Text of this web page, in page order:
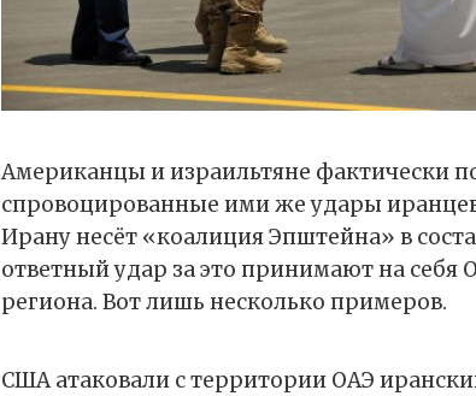
Американцы и израильтяне фактически
спровоцированные ими же удары
Ирану несёт «коалиция Эпштейна» в
ответный удар за это принимают на себя
региона. Вот лишь несколько примеров.
США атаковали с территории ОАЭ